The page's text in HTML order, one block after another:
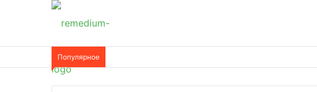
Популярное